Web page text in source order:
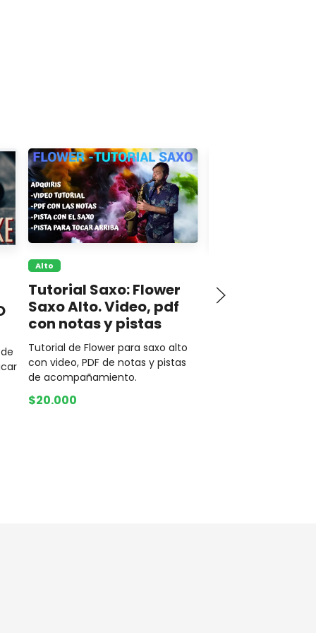
Alto
Tutorial Saxo: Flower
Saxo Alto. Video, pdf
con notas y pistas
Tutorial de Flower para saxo alto
con video, PDF de notas y pistas
de acompañamiento.
$20.000
KARAOKESAX